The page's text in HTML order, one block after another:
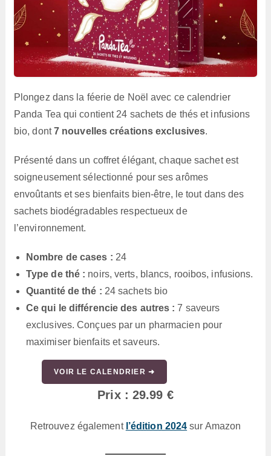
Plongez dans la féerie de Noël avec ce calendrier
Panda Tea qui contient 24 sachets de thés et infusions
bio, dont7 nouvelles créations exclusives.
Présenté dans un coffret élégant, chaque sachet est
soigneusement sélectionné pour ses arômes
envoûtants et ses bienfaits bien-être, le tout dans des
sachets biodégradables respectueux de
l’environnement.
Nombre de cases : 24
Type de thé : noirs, verts, blancs, rooibos, infusions.
Quantité de thé : 24 sachets bio
Ce qui le différencie des autres : 7 saveurs
exclusives. Conçues par un pharmacien pour
maximiser bienfaits et saveurs.
VOIR LE CALENDRIER ➜
Prix : 29.99 €
Retrouvez également l’édition 2024 sur Amazon